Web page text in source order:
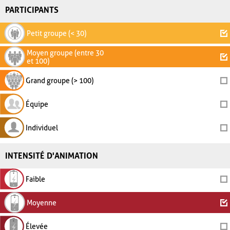
PARTICIPANTS
Petit groupe (< 30)
Moyen groupe (entre 30
et 100)
Grand groupe (> 100)
Équipe
Individuel
INTENSITÉ D'ANIMATION
Faible
Moyenne
Élevée